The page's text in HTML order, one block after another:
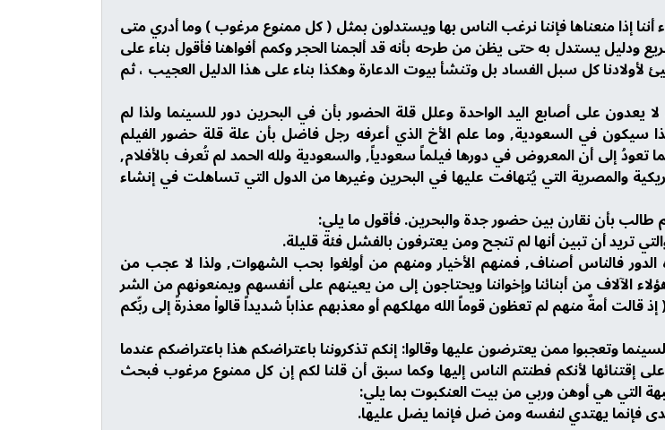
إذا منعناها فإننا نرغب الناس بها ويستدلون بمثل ( كل ممنوع مرغوب ) وما أدري متى
ودليل يستدل به حتى يظن من طرحه بأنه قد ألجمنا الحجر وكمم أفواهنا فأقول بناء على
لأولادنا كل سبل الفساد بل وتنشأ بيوت الدعارة وهكذا بناء على هذا الدليل العجيب ، ثم
على أصابع اليد الواحدة وعلل قلة الحضور بأن في البحرين دور للسينما ولذا لم
في السعودية, وما علم الأخ الذي أعرفه رجل فاضل بأن علة قلة حضور الفيلم
تعودُ إلى أن المعروض في دورها فيلماً سعودياً, والسعودية ولله الحمد لم تُعرف بالأفلام,
والمصرية التي يُتهافت عليها في البحرين وغيرها من الدول التي تساهلت في إنشاء
بأن نقارن بين حضور جدة والبحرين. فأقول ما يلي:
تريد أن تبين أنها لم تنجح ومن يعترفون بالفشل فئة قليلة.
فالناس أصناف, فمنهم الأخيار ومنهم من أولِغوا بحب الشهوات, ولذا لا عجب من
الآلاف من أبنائنا وإخواننا ويحتاجون إلى من يعينهم على أنفسهم ويمنعونهم من الشر
قالت أمةٌ منهم لم تعظون قوماً الله مهلكهم أو معذبهم عذاباً شديداً قالواْ معذرةً إلى ربِّكم
وتعجبوا ممن يعترضون عليها وقالوا: إنكم تذكروننا باعتراضكم هذا باعتراضكم عندما
إقتنائها لأنكم فطنتم الناس إليها وكما سبق أن قلنا لكم إن كل ممنوع مرغوب فبحث
التي هي أوهن وربي من بيت العنكبوت بما يلي: